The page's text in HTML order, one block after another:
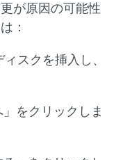
が原因の可能性
：
スクを挿入し、
をクリックしま